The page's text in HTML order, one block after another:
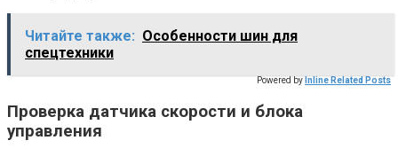
Читайте также: Особенности шин для
спецтехники
Powered by Inline Related Posts
Проверка датчика скорости и блока
управления